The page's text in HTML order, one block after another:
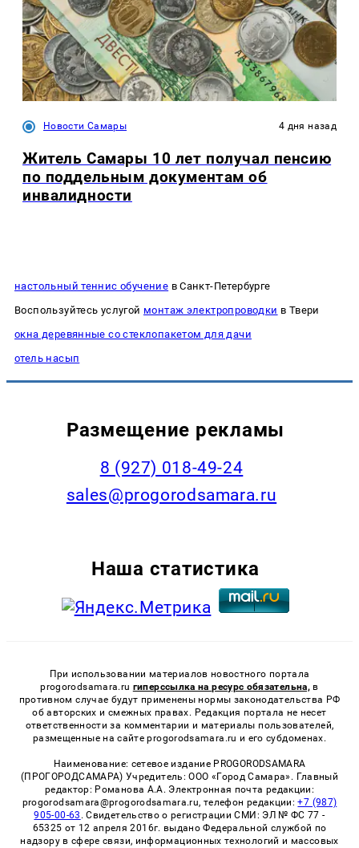
Новости Самары 4 дня назад
Житель Самары 10 лет получал пенсию
по поддельным документам об
инвалидности
настольный теннис обучение в Санкт-Петербурге
Воспользуйтесь услугой монтаж электропроводки в Твери
окна деревянные со стеклопакетом для дачи
отель насып
Размещение рекламы
8 (927) 018-49-24
sales@progorodsamara.ru
Наша статистика
При использовании материалов новостного портала
progorodsamara.ru гиперссылка на ресурс обязательна, в
противном случае будут применены нормы законодательства РФ
об авторских и смежных правах. Редакция портала не несет
ответственности за комментарии и материалы пользователей,
размещенные на сайте progorodsamara.ru и его субдоменах.
Наименование: сетевое издание PROGORODSAMARA
(ПРОГОРОДСАМАРА) Учредитель: ООО «Город Самара». Главный
редактор: Романова А.А. Электронная почта редакции:
progorodsamara@progorodsamara.ru, телефон редакции:+7 (987)
905-00-63 . Свидетельство о регистрации СМИ: ЭЛ № ФС 77 -
65325 от 12 апреля 2016г. выдано Федеральной службой по
надзору в сфере связи, информационных технологий и массовых